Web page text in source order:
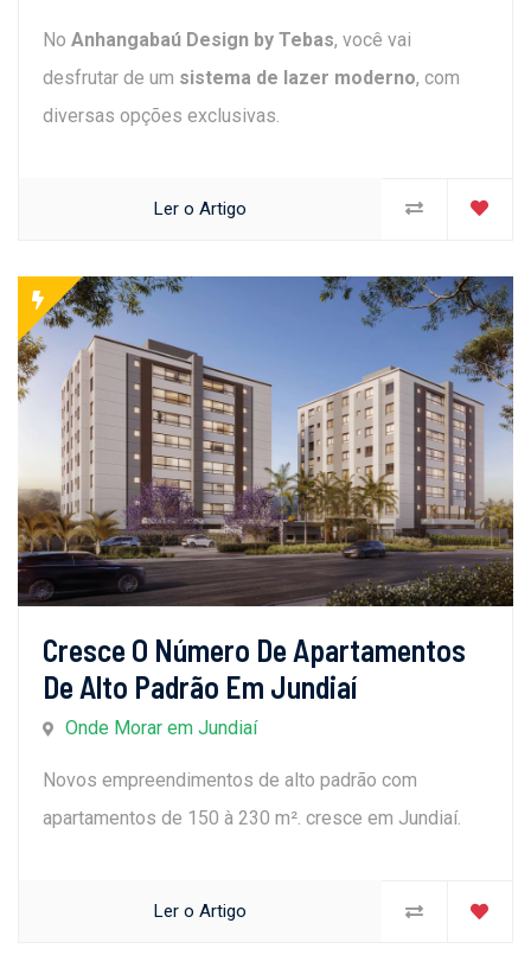
No Anhangabaú Design by Tebas, você vai
desfrutar de um sistema de lazer moderno, com
diversas opções exclusivas.
Ler o Artigo
Cresce O Número De Apartamentos
De Alto Padrão Em Jundiaí
Onde Morar em Jundiaí
Novos empreendimentos de alto padrão com
apartamentos de 150 à 230 m². cresce em Jundiaí.
Ler o Artigo